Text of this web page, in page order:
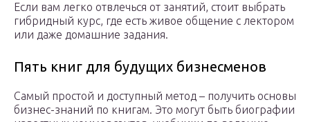
Если вам легко отвлечься от занятий, стоит выбрать
гибридный курс, где есть живое общение с лектором
или даже домашние задания.
Пять книг для будущих бизнесменов
Самый простой и доступный метод – получить основы
бизнес-знаний по книгам. Это могут быть биографии